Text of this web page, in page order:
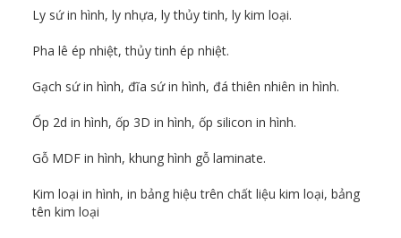
Ly sứ in hình, ly nhựa, ly thủy tinh, ly kim loại.
Pha lê ép nhiệt, thủy tinh ép nhiệt.
Gạch sứ in hình, đĩa sứ in hình, đá thiên nhiên in hình.
Ốp 2d in hình, ốp 3D in hình, ốp silicon in hình.
Gỗ MDF in hình, khung hình gỗ laminate.
Kim loại in hình, in bảng hiệu trên chất liệu kim loại, bảng
tên kim loại